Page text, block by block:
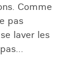
Comme
pas
laver les